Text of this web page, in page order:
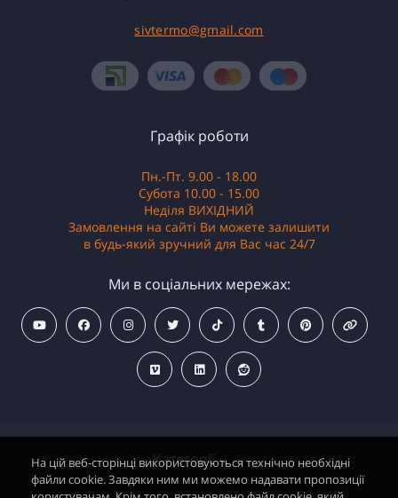
sivtermo@gmail.com
Категорії
Графік роботи
Пн.-Пт. 9.00 - 18.00
Субота 10.00 - 15.00
Неділя ВИХІДНИЙ
Замовлення на сайті Ви можете залишити
в будь-який зручний для Вас час 24/7
Ми в соціальних мережах:
На цій веб-сторінці використовуються технічно необхідні
файли cookie. Завдяки ним ми можемо надавати пропозиції